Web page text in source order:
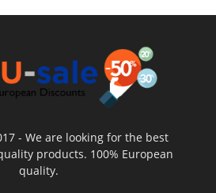
- We are looking for the best
products. 100% European
quality.